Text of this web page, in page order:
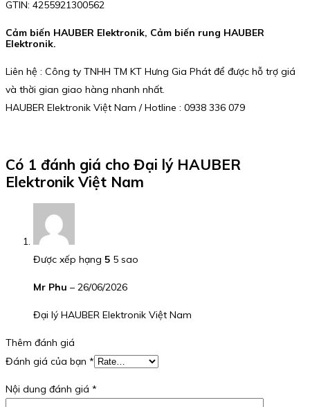
GTIN: 4255921300562
Cảm biến HAUBER Elektronik, Cảm biến rung HAUBER
Elektronik.
Liên hệ : Công ty TNHH TM KT Hưng Gia Phát để được hỗ trợ giá
và thời gian giao hàng nhanh nhất.
HAUBER Elektronik Việt Nam / Hotline : 0938 336 079
Có 1 đánh giá cho Đại lý HAUBER
Elektronik Việt Nam
Được xếp hạng 5 5 sao
Mr Phu – 26/06/2026
Đại lý HAUBER Elektronik Việt Nam
Thêm đánh giá
Đánh giá của bạn *
Nội dung đánh giá *